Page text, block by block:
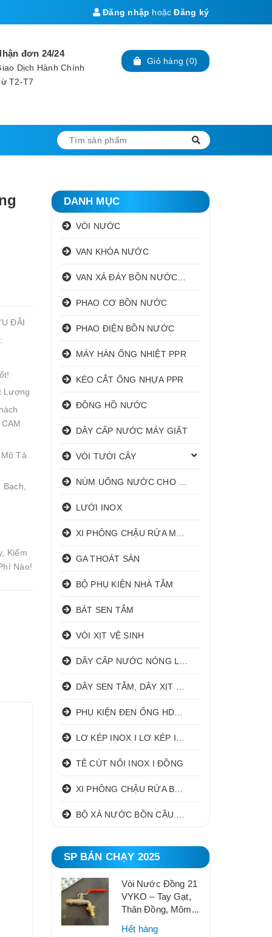
Đăng nhập hoặc Đăng ký
đơn 24/24
Dịch Hành Chính
T2-T7
Giỏ hàng (0)
ĐÃI
Lượng
Tả
Kiểm
Nào!
DANH MỤC
VÒI NƯỚC
VAN KHÓA NƯỚC
PHAO CƠ BỒN NƯỚC
PHAO ĐIỆN BỒN NƯỚC
MÁY HÀN ỐNG NHIỆT PPR
KÉO CẮT ỐNG NHỰA PPR
ĐỒNG HỒ NƯỚC
DÂY CẤP NƯỚC MÁY GIẶT
VÒI TƯỚI CÂY
LƯỚI INOX
GA THOÁT SÀN
BỘ PHỤ KIỆN NHÀ TẮM
BÁT SEN TẮM
VÒI XỊT VỆ SINH
TÊ CÚT NỐI INOX I ĐỒNG
SP BÁN CHẠY 2025
Vòi Nước Đồng 21
VYKO – Tay Gạt,
Thân Đồng, Mõm...
Hết hàng